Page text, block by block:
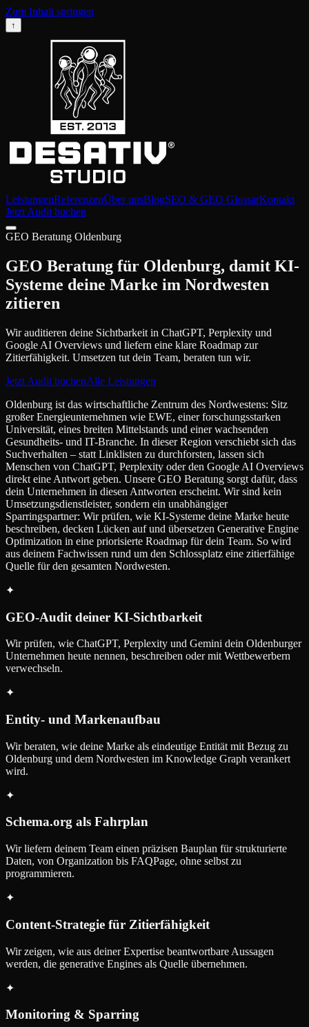
Zum Inhalt springen
↑
LeistungenReferenzenÜber unsBlogSEO & GEO GlossarKontakt
Jetzt Audit buchen
GEO Beratung Oldenburg
GEO Beratung für Oldenburg, damit KI-
Systeme deine Marke im Nordwesten
zitieren
Wir auditieren deine Sichtbarkeit in ChatGPT, Perplexity und
Google AI Overviews und liefern eine klare Roadmap zur
Zitierfähigkeit. Umsetzen tut dein Team, beraten tun wir.
Jetzt Audit buchenAlle Leistungen
Oldenburg ist das wirtschaftliche Zentrum des Nordwestens: Sitz
großer Energieunternehmen wie EWE, einer forschungsstarken
Universität, eines breiten Mittelstands und einer wachsenden
Gesundheits- und IT-Branche. In dieser Region verschiebt sich das
Suchverhalten – statt Linklisten zu durchforsten, lassen sich
Menschen von ChatGPT, Perplexity oder den Google AI Overviews
direkt eine Antwort geben. Unsere GEO Beratung sorgt dafür, dass
dein Unternehmen in diesen Antworten erscheint. Wir sind kein
Umsetzungsdienstleister, sondern ein unabhängiger
Sparringspartner: Wir prüfen, wie KI-Systeme deine Marke heute
beschreiben, decken Lücken auf und übersetzen Generative Engine
Optimization in eine priorisierte Roadmap für dein Team. So wird
aus deinem Fachwissen rund um den Schlossplatz eine zitierfähige
Quelle für den gesamten Nordwesten.
✦
GEO-Audit deiner KI-Sichtbarkeit
Wir prüfen, wie ChatGPT, Perplexity und Gemini dein Oldenburger
Unternehmen heute nennen, beschreiben oder mit Wettbewerbern
verwechseln.
✦
Entity- und Markenaufbau
Wir beraten, wie deine Marke als eindeutige Entität mit Bezug zu
Oldenburg und dem Nordwesten im Knowledge Graph verankert
wird.
✦
Schema.org als Fahrplan
Wir liefern deinem Team einen präzisen Bauplan für strukturierte
Daten, von Organization bis FAQPage, ohne selbst zu
programmieren.
✦
Content-Strategie für Zitierfähigkeit
Wir zeigen, wie aus deiner Expertise beantwortbare Aussagen
werden, die generative Engines als Quelle übernehmen.
✦
Monitoring & Sparring